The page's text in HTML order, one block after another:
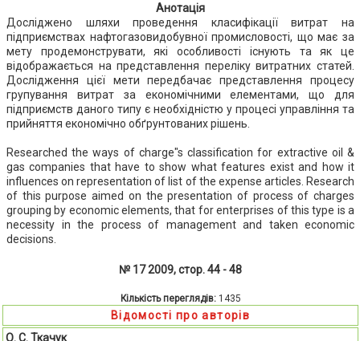
Анотація
Досліджено шляхи проведення класифікації витрат на
підприємствах нафтогазовидобувної промисловості, що має за
мету продемонструвати, які особливості існують та як це
відображається на представлення переліку витратних статей.
Дослідження цієї мети передбачає представлення процесу
групування витрат за економічними елементами, що для
підприємств даного типу є необхідністю у процесі управління та
прийняття економічно обґрунтованих рішень.
Researched the ways of charge"s classification for extractive oil &
gas companies that have to show what features exist and how it
influences on representation of list of the expense articles. Research
of this purpose aimed on the presentation of process of charges
grouping by economic elements, that for enterprises of this type is a
necessity in the process of management and taken economic
decisions.
№ 17 2009, стор. 44 - 48
Кількість переглядів: 1435
Відомості про авторів
О. С. Ткачук